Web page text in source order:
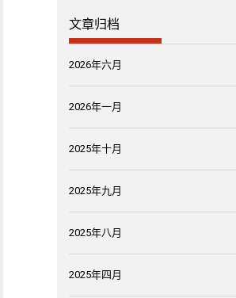
文章归档
2026年六月
2026年一月
2025年十月
2025年九月
2025年八月
2025年四月